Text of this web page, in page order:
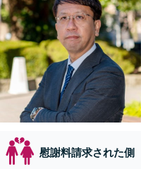
慰謝料請求された側